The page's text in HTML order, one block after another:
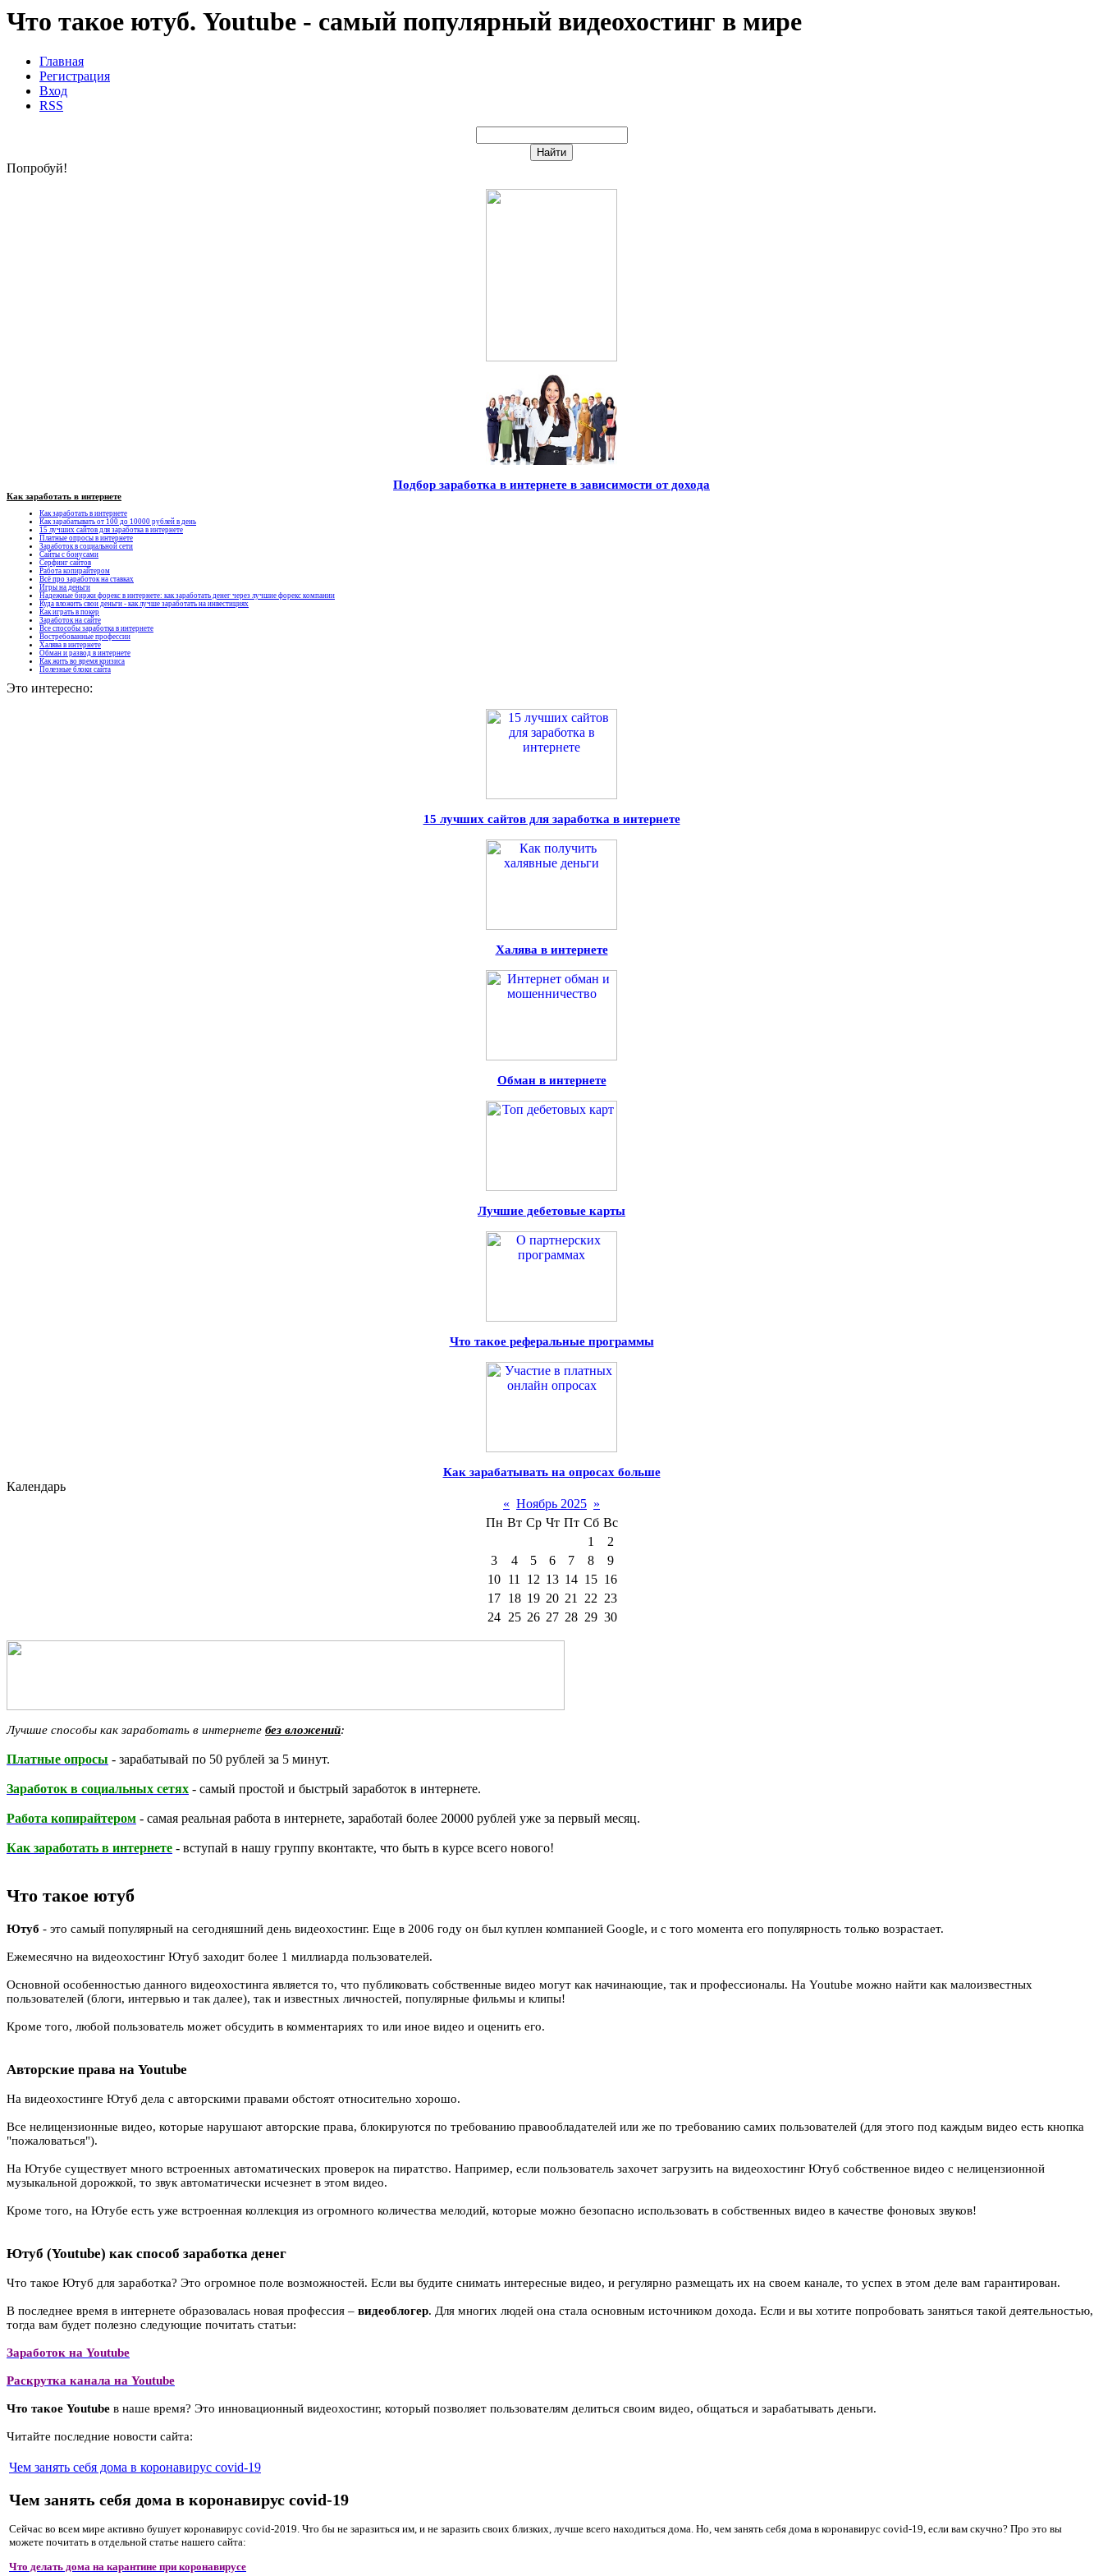
Что такое ютуб. Youtube - самый популярный видеохостинг в мире
Главная
Регистрация
Вход
RSS
Попробуй!
Подбор заработка в интернете в зависимости от дохода
Как заработать в интернете
Как заработать в интернете
Как зарабатывать от 100 до 10000 рублей в день
15 лучших сайтов для заработка в интернете
Платные опросы в интернете
Заработок в социальной сети
Сайты с бонусами
Серфинг сайтов
Работа копирайтером
Всё про заработок на ставках
Игры на деньги
Надежные биржи форекс в интернете: как заработать денег через лучшие форекс компании
Куда вложить свои деньги - как лучше заработать на инвестициях
Как играть в покер
Заработок на сайте
Все способы заработка в интернете
Востребованные профессии
Халява в интернете
Обман и развод в интернете
Как жить во время кризиса
Полезные блоки сайта
Это интересно:
15 лучших сайтов для заработка в интернете
Халява в интернете
Обман в интернете
Лучшие дебетовые карты
Что такое реферальные программы
Как зарабатывать на опросах больше
Календарь
« Ноябрь 2025 »
Пн Вт Ср Чт Пт Сб Вс
1
2
3
4 5 6 7 8
9
10 11 12 13 14 15 16
17 18 19 20 21 22 23
24 25 26 27 28 29 30
Лучшие способы как заработать в интернете без вложений:
Платные опросы - зарабатывай по 50 рублей за 5 минут.
Заработок в социальных сетях - самый простой и быстрый заработок в интернете.
Работа копирайтером - самая реальная работа в интернете, заработай более 20000 рублей уже за первый месяц.
Как заработать в интернете - вступай в нашу группу вконтакте, что быть в курсе всего нового!
Что такое ютуб
Ютуб - это самый популярный на сегодняшний день видеохостинг. Еще в 2006 году он был куплен компанией Google, и с того момента его популярность только возрастает.
Ежемесячно на видеохостинг Ютуб заходит более 1 миллиарда пользователей.
Основной особенностью данного видеохостинга является то, что публиковать собственные видео могут как начинающие, так и профессионалы. На Youtube можно найти как малоизвестных
пользователей (блоги, интервью и так далее), так и известных личностей, популярные фильмы и клипы!
Кроме того, любой пользователь может обсудить в комментариях то или иное видео и оценить его.
Авторские права на Youtube
На видеохостинге Ютуб дела с авторскими правами обстоят относительно хорошо.
Все нелицензионные видео, которые нарушают авторские права, блокируются по требованию правообладателей или же по требованию самих пользователей (для этого под каждым видео есть кнопка
"пожаловаться").
На Ютубе существует много встроенных автоматических проверок на пиратство. Например, если пользователь захочет загрузить на видеохостинг Ютуб собственное видео с нелицензионной
музыкальной дорожкой, то звук автоматически исчезнет в этом видео.
Кроме того, на Ютубе есть уже встроенная коллекция из огромного количества мелодий, которые можно безопасно использовать в собственных видео в качестве фоновых звуков!
Ютуб (Youtube) как способ заработка денег
Что такое Ютуб для заработка? Это огромное поле возможностей. Если вы будите снимать интересные видео, и регулярно размещать их на своем канале, то успех в этом деле вам гарантирован.
В последнее время в интернете образовалась новая профессия – видеоблогер. Для многих людей она стала основным источником дохода. Если и вы хотите попробовать заняться такой деятельностью,
тогда вам будет полезно следующие почитать статьи:
Заработок на Youtube
Раскрутка канала на Youtube
Что такое Youtube в наше время? Это инновационный видеохостинг, который позволяет пользователям делиться своим видео, общаться и зарабатывать деньги.
Читайте последние новости сайта:
Чем занять себя дома в коронавирус covid-19
Чем занять себя дома в коронавирус covid-19
Сейчас во всем мире активно бушует коронавирус covid-2019. Что бы не заразиться им, и не заразить своих близких, лучше всего находиться дома. Но, чем занять себя дома в коронавирус covid-19, если вам скучно? Про это вы
можете почитать в отдельной статье нашего сайта:
Что делать дома на карантине при коронавирусе